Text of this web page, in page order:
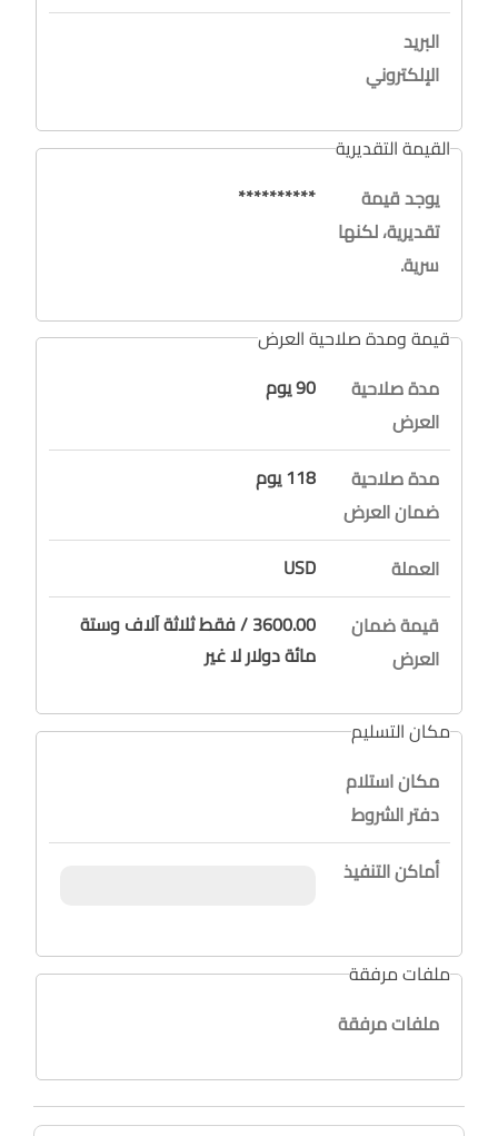
البريد
الإلكتروني
القيمة التقديرية
يوجد قيمة
تقديرية، لكنها
سرية.
**********
قيمة ومدة صلاحية العرض
مدة صلاحية
العرض
90 يوم
مدة صلاحية
ضمان العرض
118 يوم
العملة
USD
قيمة ضمان
العرض
3600.00 / فقط ثلاثة آلاف وستة
مائة دولار لا غير
مكان التسليم
مكان استلام
دفتر الشروط
أماكن التنفيذ
ملفات مرفقة
ملفات مرفقة